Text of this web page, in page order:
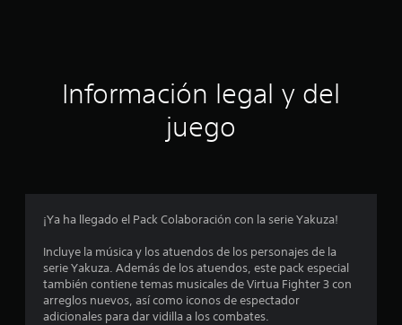
i
o
e
s
Información legal y del
juego
¡Ya ha llegado el Pack Colaboración con la serie Yakuza!
Incluye la música y los atuendos de los personajes de la
serie Yakuza. Además de los atuendos, este pack especial
también contiene temas musicales de Virtua Fighter 3 con
arreglos nuevos, así como iconos de espectador
adicionales para dar vidilla a los combates.